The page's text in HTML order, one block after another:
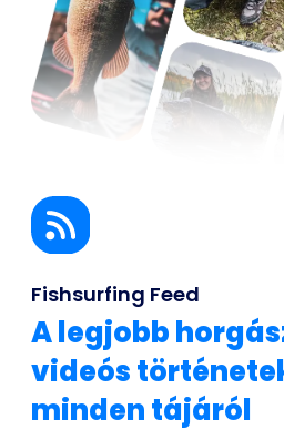
Blog
Az
Business
Fishsurfing Feed
A legjobb
videós
minden tájáról